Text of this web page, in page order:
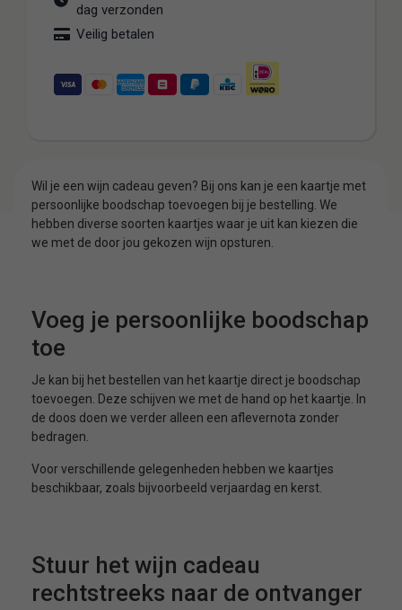
dag verzonden
Veilig betalen
Wil je een wijn cadeau geven? Bij ons kan je een kaartje met
persoonlijke boodschap toevoegen bij je bestelling. We
hebben diverse soorten kaartjes waar je uit kan kiezen die
we met de door jou gekozen wijn opsturen.
Voeg je persoonlijke boodschap
toe
Je kan bij het bestellen van het kaartje direct je boodschap
toevoegen. Deze schijven we met de hand op het kaartje. In
de doos doen we verder alleen een aflevernota zonder
bedragen.
Voor verschillende gelegenheden hebben we kaartjes
beschikbaar, zoals bijvoorbeeld verjaardag en kerst.
Stuur het wijn cadeau
rechtstreeks naar de ontvanger